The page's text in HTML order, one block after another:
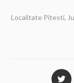
Localitate Pitesti,